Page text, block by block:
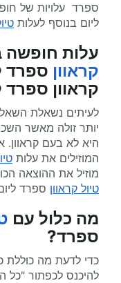
ליום בנוסף לעלות
עלות חופשה
קראוון ספרד
קראוון ספרד
לעיתים נשאלת
יותר זולה מאשר
היא לא בעם
המוזילים את עלות
מוזיל את ההוצאה
טיול קראוון ספרד
מה כלול עם
ספרד?
כדי לדעת מה כוללת
להיכנס לכפתור